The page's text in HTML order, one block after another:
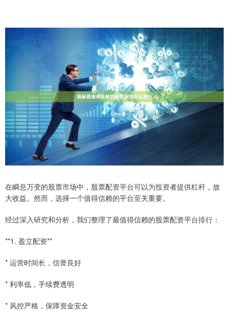
在瞬息万变的股票市场中，股票配资平台可以为投资者提供杠杆，放
大收益。然而，选择一个值得信赖的平台至关重要。
经过深入研究和分析，我们整理了最值得信赖的股票配资平台排行：
**1. 盈立配资**
* 运营时间长，信誉良好
* 利率低，手续费透明
* 风控严格，保障资金安全